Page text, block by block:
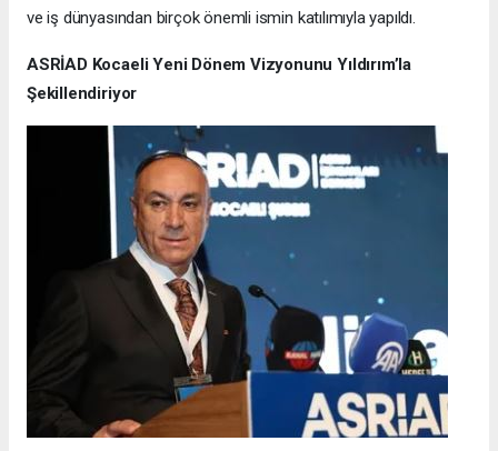
ve iş dünyasından birçok önemli ismin katılımıyla yapıldı.
ASRİAD Kocaeli Yeni Dönem Vizyonunu Yıldırım’la
Şekillendiriyor